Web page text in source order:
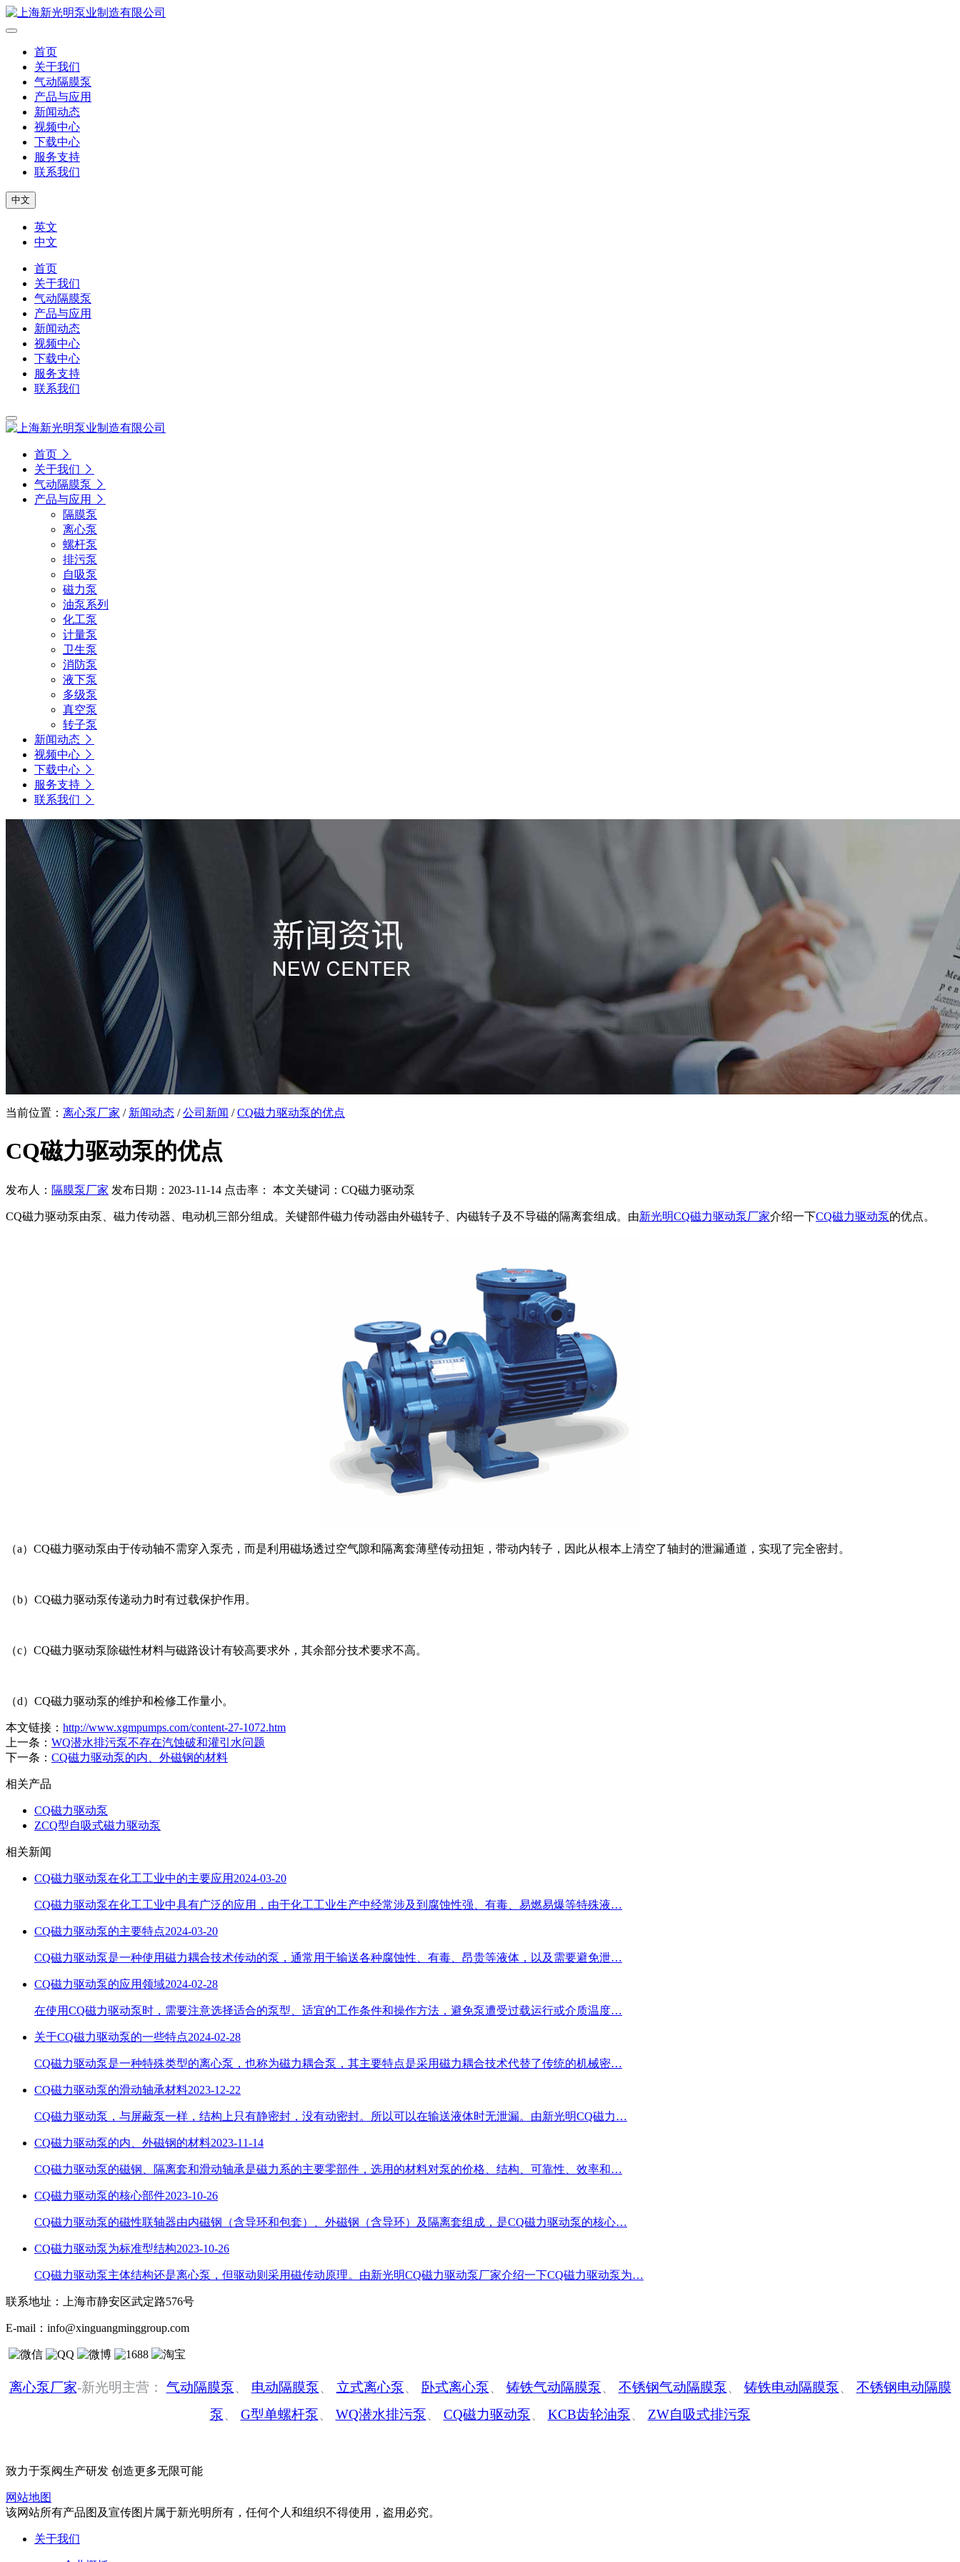
首页
关于我们
气动隔膜泵
产品与应用
新闻动态
视频中心
下载中心
服务支持
联系我们
中文
英文
中文
首页
关于我们
气动隔膜泵
产品与应用
新闻动态
视频中心
下载中心
服务支持
联系我们
首页
关于我们
气动隔膜泵
产品与应用
隔膜泵
离心泵
螺杆泵
排污泵
自吸泵
磁力泵
油泵系列
化工泵
计量泵
卫生泵
消防泵
液下泵
多级泵
真空泵
转子泵
新闻动态
视频中心
下载中心
服务支持
联系我们
当前位置： 离心泵厂家 / 新闻动态 /公司新闻 /CQ磁力驱动泵的优点
CQ磁力驱动泵的优点
发布人： 隔膜泵厂家 发布日期：2023-11-14 点击率： 本文关键词：CQ磁力驱动泵
CQ磁力驱动泵由泵、磁力传动器、电动机三部分组成。关键部件磁力传动器由外磁转子、内磁转子及不导磁的隔离套组成。由新光明CQ磁力驱动泵厂家介绍一下CQ磁力驱动泵的优点。
（a）CQ磁力驱动泵由于传动轴不需穿入泵壳，而是利用磁场透过空气隙和隔离套薄壁传动扭矩，带动内转子，因此从根本上清空了轴封的泄漏通道，实现了完全密封。
（b）CQ磁力驱动泵传递动力时有过载保护作用。
（c）CQ磁力驱动泵除磁性材料与磁路设计有较高要求外，其余部分技术要求不高。
（d）CQ磁力驱动泵的维护和检修工作量小。
本文链接： http://www.xgmpumps.com/content-27-1072.htm
上一条： WQ潜水排污泵不存在汽蚀破和灌引水问题
下一条： CQ磁力驱动泵的内、外磁钢的材料
相关产品
CQ磁力驱动泵
ZCQ型自吸式磁力驱动泵
相关新闻
CQ磁力驱动泵在化工工业中的主要应用 2024-03-20
CQ磁力驱动泵在化工工业中具有广泛的应用，由于化工工业生产中经常涉及到腐蚀性强、有毒、易燃易爆等特殊液…
CQ磁力驱动泵的主要特点2024-03-20
CQ磁力驱动泵是一种使用磁力耦合技术传动的泵，通常用于输送各种腐蚀性、有毒、昂贵等液体，以及需要避免泄…
CQ磁力驱动泵的应用领域2024-02-28
在使用CQ磁力驱动泵时，需要注意选择适合的泵型、适宜的工作条件和操作方法，避免泵遭受过载运行或介质温度…
关于CQ磁力驱动泵的一些特点2024-02-28
CQ磁力驱动泵是一种特殊类型的离心泵，也称为磁力耦合泵，其主要特点是采用磁力耦合技术代替了传统的机械密…
CQ磁力驱动泵的滑动轴承材料2023-12-22
CQ磁力驱动泵，与屏蔽泵一样，结构上只有静密封，没有动密封。所以可以在输送液体时无泄漏。由新光明CQ磁力…
CQ磁力驱动泵的内、外磁钢的材料2023-11-14
CQ磁力驱动泵的磁钢、隔离套和滑动轴承是磁力系的主要零部件，选用的材料对泵的价格、结构、可靠性、效率和…
CQ磁力驱动泵的核心部件2023-10-26
CQ磁力驱动泵的磁性联轴器由内磁钢（含导环和包套）、外磁钢（含导环）及隔离套组成，是CQ磁力驱动泵的核心…
CQ磁力驱动泵为标准型结构2023-10-26
CQ磁力驱动泵主体结构还是离心泵，但驱动则采用磁传动原理。由新光明CQ磁力驱动泵厂家介绍一下CQ磁力驱动泵为…
联系地址： 上海市静安区武定路576号
E-mail： info@xinguangminggroup.com
离心泵厂家-新光明主营： 气动隔膜泵、 电动隔膜泵、 立式离心泵、 卧式离心泵、 铸铁气动隔膜泵、 不锈钢气动隔膜泵、 铸铁电动隔膜泵、 不锈钢电动隔膜
泵、 G型单螺杆泵、 WQ潜水排污泵、 CQ磁力驱动泵、 KCB齿轮油泵、 ZW自吸式排污泵
致力于泵阀生产研发 创造更多无限可能
网站地图
该网站所有产品图及宣传图片属于新光明所有，任何个人和组织不得使用，盗用必究。
关于我们